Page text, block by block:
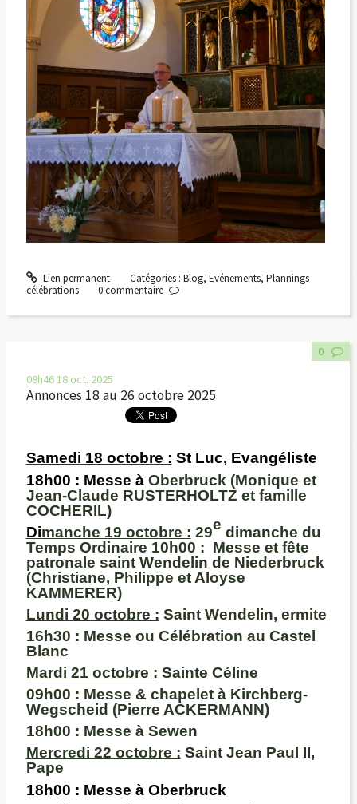
Lien permanent Catégories : Blog, Evénements, Plannings
célébrations
0commentaire
08h4618 oct. 2025
Annonces 18 au 26 octobre 2025
Samedi 18 octobre : St Luc, Evangéliste
18h00 : Messe à Oberbruck (Monique et
Jean-Claude RUSTERHOLTZ et famille
COCHERIL)
Dimanche 19 octobre : 29e dimanche du
Temps Ordinaire 10h00 : Messe et fête
patronale saint Wendelin de Niederbruck
(Christiane, Philippe et Aloyse
KAMMERER)
Lundi 20 octobre : Saint Wendelin, ermite
16h30 : Messe ou Célébration au Castel
Blanc
Mardi 21 octobre : Sainte Céline
09h00 : Messe & chapelet à Kirchberg-
Wegscheid (Pierre ACKERMANN)
18h00 : Messe à Sewen
Mercredi 22 octobre : Saint Jean Paul II,
Pape
18h00 : Messe à Oberbruck
0